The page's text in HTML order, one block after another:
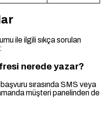
ile ilgili sıkça sorulan
nerede yazar?
sırasında SMS veya
müşteri panelinden de